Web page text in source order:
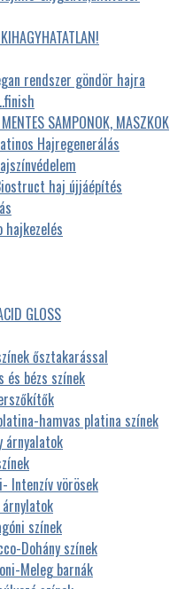
rendszer göndör hajra
SAMPONOK, MASZKOK
Hajregenerálás
haj újjáépítés
hajkezelés
GLOSS
ősztakarással
és bézs színek
hamvas platina színek
árnyalatok
Intenzív vörösek
színek
Dohány színek
Meleg barnák